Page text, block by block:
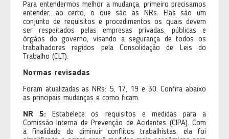
Para entendermos melhor a mudança, primeiro precisamos
entender, ao certo, o que são as NRs. Elas são um
conjunto de requisitos e procedimentos os quais devem
ser respeitados pelas empresas privadas, públicas e
órgãos do governo, visando a segurança de todos os
trabalhadores regidos pela Consolidação de Leis do
Trabalho (CLT).
Normas revisadas
Foram atualizadas as NRs: 5, 17, 19 e 30. Confira abaixo
as principais mudanças e como ficam.
NR 5:
Estabelece os requisitos e medidas para a
Comissão Interna de Prevenção de Acidentes (CIPA). Com
a finalidade de diminuir conflitos trabalhistas, ela foi